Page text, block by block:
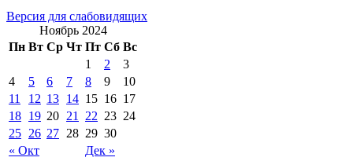
Версия для слабовидящих
Ноябрь 2024
Пн Вт Ср Чт Пт Сб Вс
« Окт Дек »
1 2
3
4
5 6 7 8 9
10
11
12 13 14 15 16 17
18 19 20 21 22 23 24
25 26 27 28 29 30